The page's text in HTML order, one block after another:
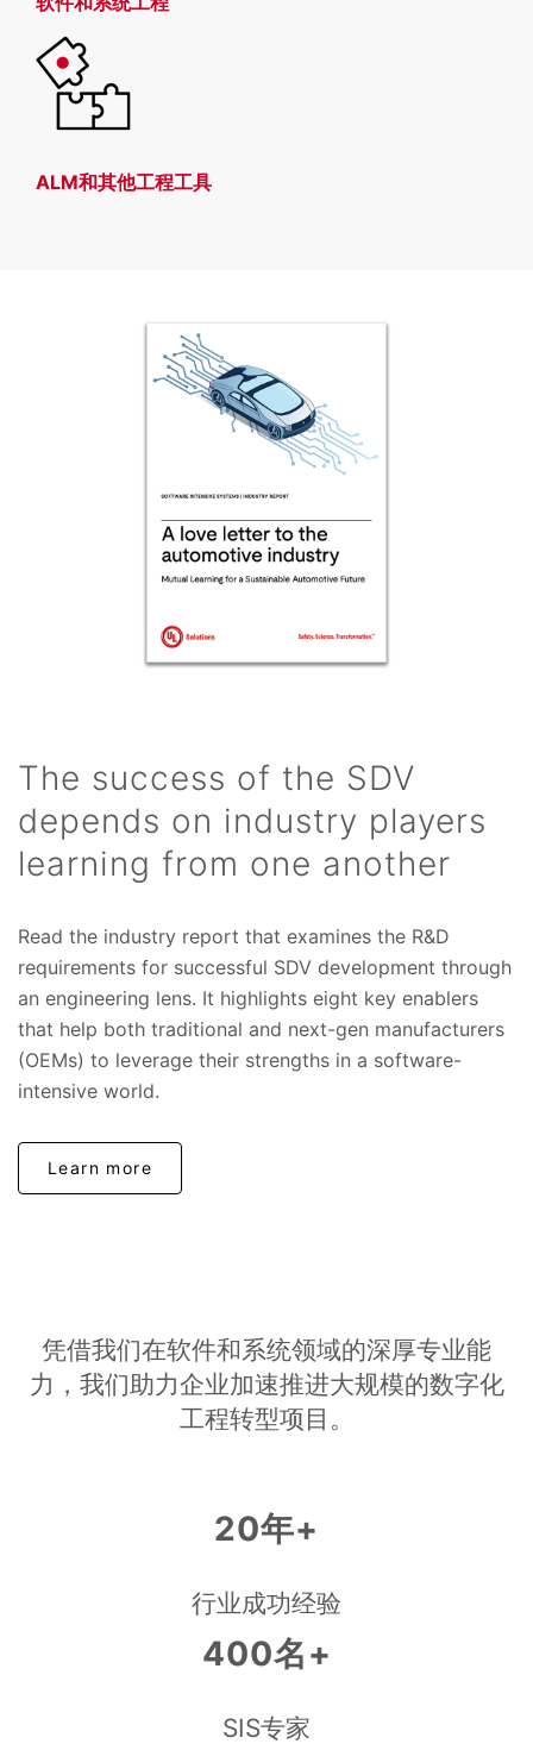
ALM和其他工程工具
The success of the SDV
depends on industry players
learning from one another
Read the industry report that examines the R&D
requirements for successful SDV development through
an engineering lens. It highlights eight key enablers
that help both traditional and next-gen manufacturers
(OEMs) to leverage their strengths in a software-
intensive world.
Learn more
凭借我们在软件和系统领域的深厚专业能
力，我们助力企业加速推进大规模的数字化
工程转型项目。
20年+
行业成功经验
400名+
SIS专家